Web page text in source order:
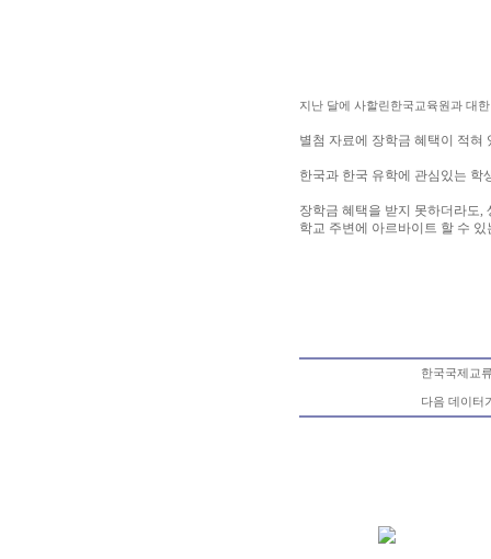
지난 달에 사할린한국교육원과 대
별첨 자료에 장학금 혜택이 적혀
한국과 한국 유학에 관심있는 학
장학금 혜택을 받지 못하더라도,
학교 주변에 아르바이트 할 수
한국국제교
다음 데이터